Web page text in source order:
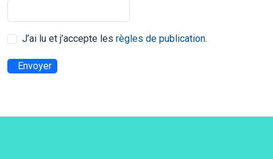
J’ai lu et j’accepte les règles de publication.
Envoyer